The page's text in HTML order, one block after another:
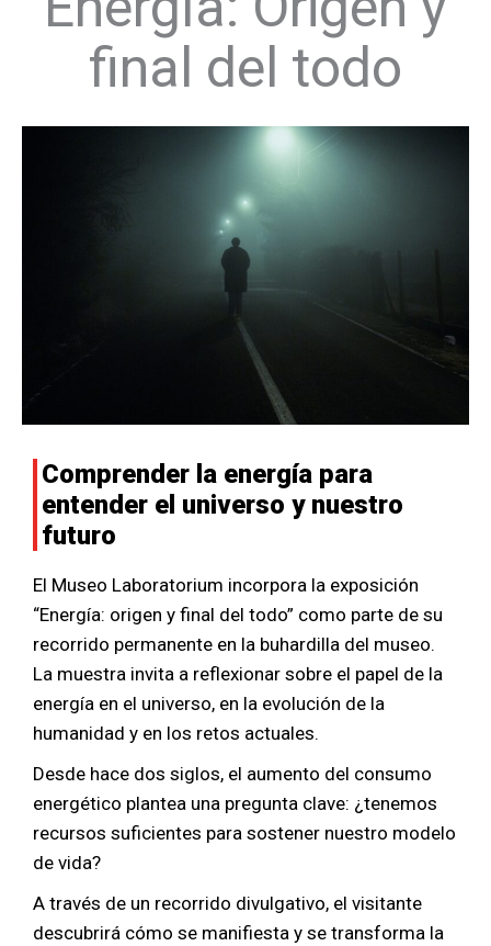
final del todo
Comprender la energía para
entender el universo y nuestro
futuro
El Museo Laboratorium incorpora la exposición
“Energía: origen y final del todo” como parte de su
recorrido permanente en la buhardilla del museo.
La muestra invita a reflexionar sobre el papel de la
energía en el universo, en la evolución de la
humanidad y en los retos actuales.
Desde hace dos siglos, el aumento del consumo
energético plantea una pregunta clave: ¿tenemos
recursos suficientes para sostener nuestro modelo
de vida?
A través de un recorrido divulgativo, el visitante
descubrirá cómo se manifiesta y se transforma la